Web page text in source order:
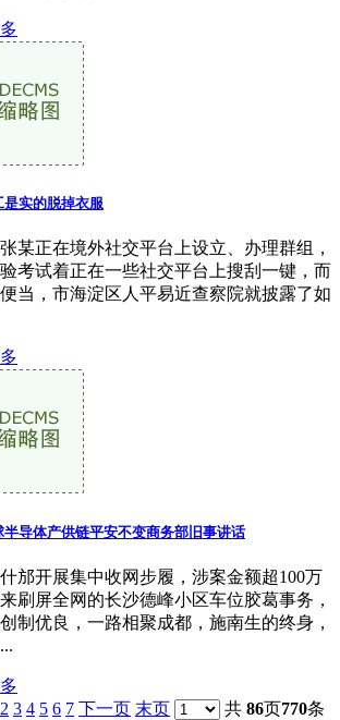
是实的脱掉衣服
某正在境外社交平台上设立、办理群组，
考试着正在一些社交平台上搜刮一键，而
当，市海淀区人平易近查察院就披露了如
半导体产供链平安不变商务部旧事讲话
邡开展集中收网步履，涉案金额超100万
刷屏全网的长沙德峰小区车位胶葛事务，
制优良，一路相聚成都，施南生的终身，
2 3 4 5 6 7 下一页 末页 共 86页770条